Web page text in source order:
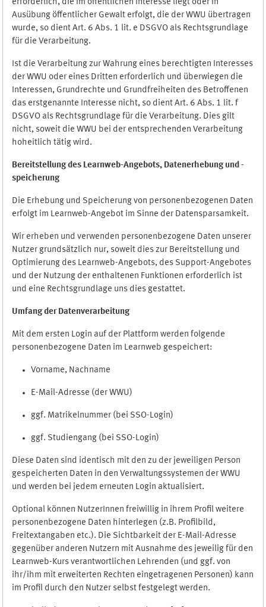
erforderlich, die im öffentlichen Interesse liegt oder in
Ausübung öffentlicher Gewalt erfolgt, die der WWU übertragen
wurde, so dient Art. 6 Abs. 1 lit. e DSGVO als Rechtsgrundlage
für die Verarbeitung.
Ist die Verarbeitung zur Wahrung eines berechtigten Interesses
der WWU oder eines Dritten erforderlich und überwiegen die
Interessen, Grundrechte und Grundfreiheiten des Betroffenen
das erstgenannte Interesse nicht, so dient Art. 6 Abs. 1 lit. f
DSGVO als Rechtsgrundlage für die Verarbeitung. Dies gilt
nicht, soweit die WWU bei der entsprechenden Verarbeitung
hoheitlich tätig wird.
Bereitstellung des Learnweb-Angebots, Datenerhebung und -
speicherung
Die Erhebung und Speicherung von personenbezogenen Daten
erfolgt im Learnweb-Angebot im Sinne der Datensparsamkeit.
Wir erheben und verwenden personenbezogene Daten unserer
Nutzer grundsätzlich nur, soweit dies zur Bereitstellung und
Optimierung des Learnweb-Angebots, des Support-Angebotes
und der Nutzung der enthaltenen Funktionen erforderlich ist
und eine Rechtsgrundlage uns dies gestattet.
Umfang der Datenverarbeitung
Mit dem ersten Login auf der Plattform werden folgende
personenbezogene Daten im Learnweb gespeichert:
Vorname, Nachname
E-Mail-Adresse (der WWU)
ggf. Matrikelnummer (bei SSO-Login)
ggf. Studiengang (bei SSO-Login)
Diese Daten sind identisch mit den zu der jeweiligen Person
gespeicherten Daten in den Verwaltungssystemen der WWU
und werden bei jedem erneuten Login aktualisiert.
Optional können NutzerInnen freiwillig in ihrem Profil weitere
personenbezogene Daten hinterlegen (z.B. Profilbild,
Freitextangaben etc.). Die Sichtbarkeit der E-Mail-Adresse
gegenüber anderen Nutzern mit Ausnahme des jeweilig für den
Learnweb-Kurs verantwortlichen Lehrenden (und ggf. von
ihr/ihm mit erweiterten Rechten eingetragenen Personen) kann
im Profil durch den Nutzer selbst festgelegt werden.